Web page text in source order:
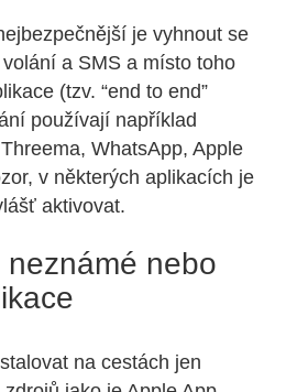
je vyhnout se
a SMS a místo toho
(tzv. “end to end”
používají například
WhatsApp, Apple
v některých aplikacích je
aktivovat.
nebo
na cestách jen